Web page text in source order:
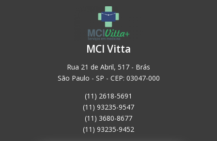
MCI Vitta
Rua 21 de Abril, 517 - Brás
São Paulo - SP - CEP: 03047-000
(11) 2618-5691
(11) 93235-9547
(11) 3680-8677
(11) 93235-9452